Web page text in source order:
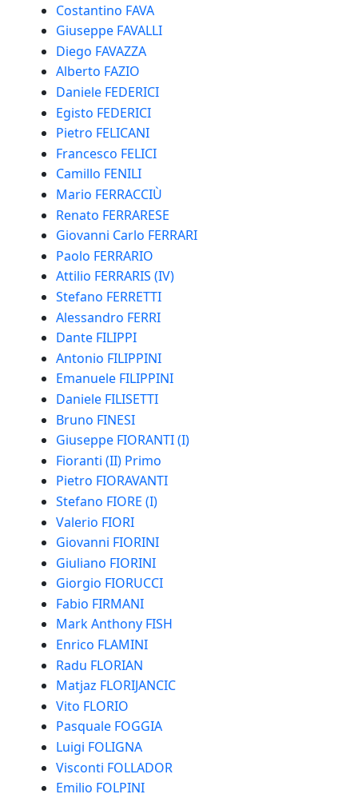
Costantino FAVA
Giuseppe FAVALLI
Diego FAVAZZA
Alberto FAZIO
Daniele FEDERICI
Egisto FEDERICI
Pietro FELICANI
Francesco FELICI
Camillo FENILI
Mario FERRACCIÙ
Renato FERRARESE
Giovanni Carlo FERRARI
Paolo FERRARIO
Attilio FERRARIS (IV)
Stefano FERRETTI
Alessandro FERRI
Dante FILIPPI
Antonio FILIPPINI
Emanuele FILIPPINI
Daniele FILISETTI
Bruno FINESI
Giuseppe FIORANTI (I)
Fioranti (II) Primo
Pietro FIORAVANTI
Stefano FIORE (I)
Valerio FIORI
Giovanni FIORINI
Giuliano FIORINI
Giorgio FIORUCCI
Fabio FIRMANI
Mark Anthony FISH
Enrico FLAMINI
Radu FLORIAN
Matjaz FLORIJANCIC
Vito FLORIO
Pasquale FOGGIA
Luigi FOLIGNA
Visconti FOLLADOR
Emilio FOLPINI